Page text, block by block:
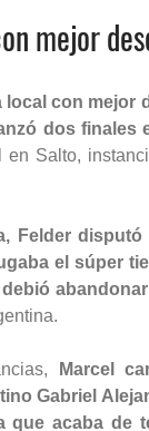
mejor
local con
dos finales
en Salto,
Felder
el súper
Marcel
Gabriel
que acaba de